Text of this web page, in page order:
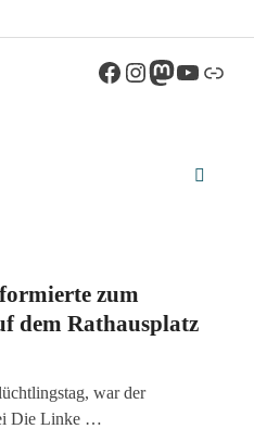
Land
zum
dem Rathausplatz
war der
Die Linke …